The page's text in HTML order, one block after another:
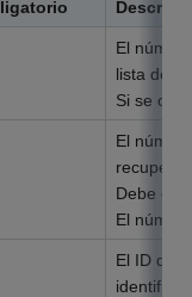
El
lista de
Si se
El
recuperar.
Debe
El
El ID del